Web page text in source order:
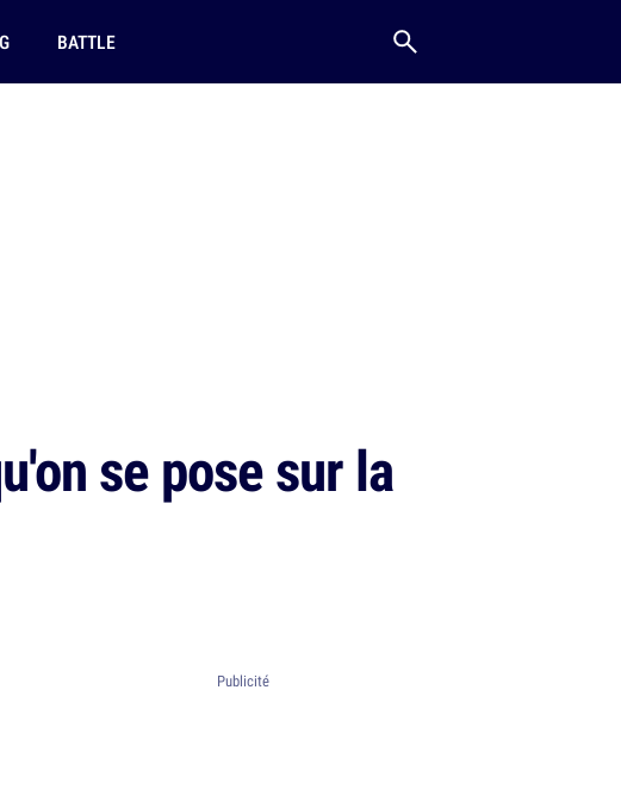
BATTLE
se pose sur la